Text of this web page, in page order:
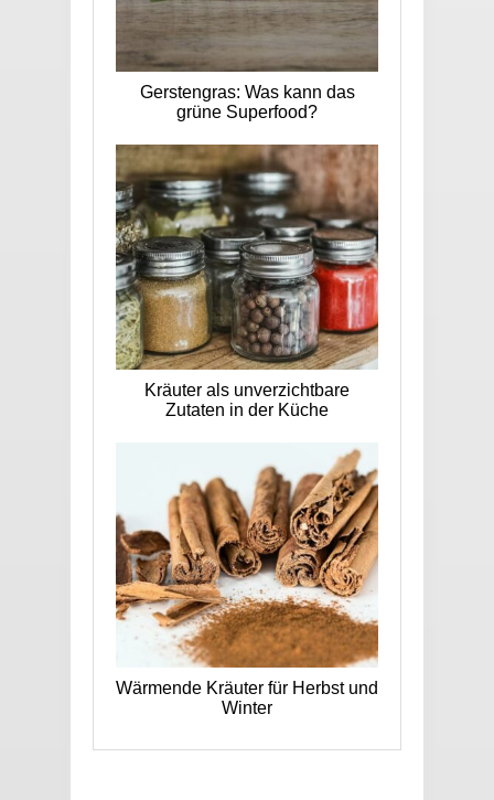
Gerstengras: Was kann das
grüne Superfood?
Kräuter als unverzichtbare
Zutaten in der Küche
Wärmende Kräuter für Herbst und
Winter